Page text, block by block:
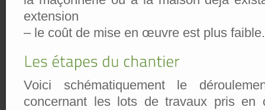
extension
– le coût de mise en œuvre est plus faible.
Voici schématiquement le
concernant les lots de travaux pris en